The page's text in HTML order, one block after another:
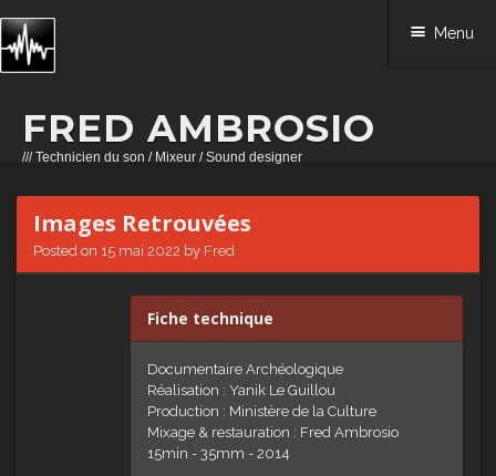
FRED AMBROSIO
/// Technicien du son / Mixeur / Sound designer
Menu
Skip to content
Images Retrouvées
Posted on 15 mai 2022 by Fred
Fiche technique
Documentaire Archéologique
Réalisation : Yanik Le Guillou
Production : Ministère de la Culture
Mixage & restauration : Fred Ambrosio
15min - 35mm - 2014